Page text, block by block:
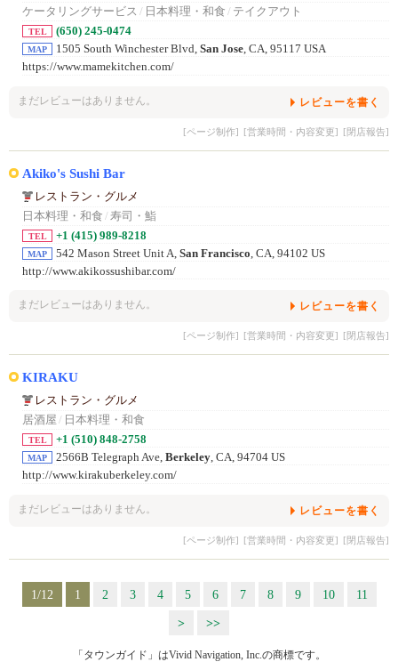
ケータリングサービス / 日本料理・和食 / テイクアウト
TEL (650) 245-0474
MAP 1505 South Winchester Blvd, San Jose, CA, 95117 USA
https://www.mamekitchen.com/
まだレビューはありません。 レビューを書く
[ページ制作] [営業時間・内容変更] [閉店報告]
Akiko's Sushi Bar
レストラン・グルメ
日本料理・和食 / 寿司・鮨
TEL +1 (415) 989-8218
MAP 542 Mason Street Unit A, San Francisco , CA, 94102 US
http://www.akikossushibar.com/
まだレビューはありません。 レビューを書く
[ページ制作] [営業時間・内容変更] [閉店報告]
KIRAKU
レストラン・グルメ
居酒屋 / 日本料理・和食
TEL +1 (510) 848-2758
MAP 2566B Telegraph Ave, Berkeley, CA, 94704 US
http://www.kirakuberkeley.com/
まだレビューはありません。 レビューを書く
[ページ制作] [営業時間・内容変更] [閉店報告]
1/12 1 2 3 4 5 6 7 8 9 10
11
>
>>
「タウンガイド」はVivid Navigation, Inc.の商標です。